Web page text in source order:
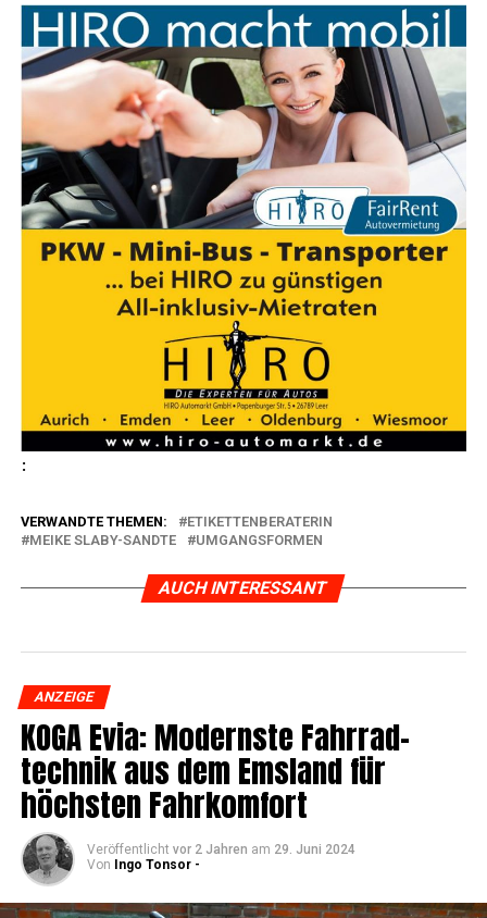
:
VERWANDTE THEMEN:
ETIKETTENBERATERIN
MEIKE SLABY-SANDTE
UMGANGSFORMEN
AUCH INTERESSANT
ANZEIGE
KOGA Evia: Moderns­te Fahr­rad­
tech­nik aus dem Ems­land für
höchs­ten Fahrkomfort
Veröffentlicht vor 2 Jahren am 29. Juni 2024
Von Ingo Tonsor -